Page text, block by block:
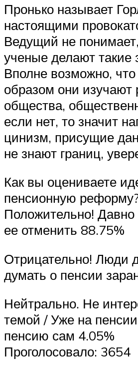
Пронько называет
настоящими
Ведущий не
ученые делают такие
Вполне возможно,
образом они изучают
общества,
если нет, то значит
цинизм, присущие
не знают границ,
Как вы оцениваете
пенсионную
Положительно!
ее отменить 88.75%
Отрицательно! Люди
думать о пенсии
Нейтрально. Не
темой / Уже на
пенсию сам 4.05%
Проголосовало: 3654